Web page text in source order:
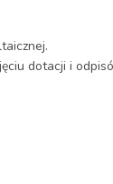
dotacji i